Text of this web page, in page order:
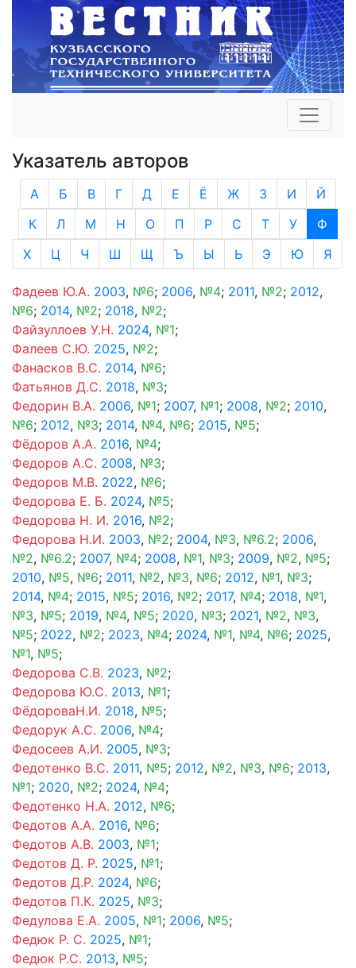
Указатель авторов
А Б В Г Д Е Ё Ж З И
Й
К
Л М Н О П Р С Т У
Ф
Х
Ц Ч Ш Щ Ъ Ы Ь Э Ю Я
Фадеев Ю.А. 2003, №6; 2006, №4; 2011, №2; 2012,
№6; 2014, №2; 2018, №2;
Файзуллоев У.Н. 2024, №1;
Фалеев С.Ю. 2025, №2;
Фанасков В.С. 2014, №6;
Фатьянов Д.С. 2018, №3;
Федорин В.А. 2006, №1; 2007, №1; 2008, №2; 2010,
№6; 2012, №3; 2014, №4, №6; 2015, №5;
Фёдоров А.А. 2016, №4;
Федоров А.С. 2008, №3;
Федоров М.В. 2022, №6;
Федорова Е. Б. 2024, №5;
Федорова Н. И. 2016, №2;
Федорова Н.И. 2003, №2; 2004, №3, №6.2; 2006,
№2, №6.2; 2007, №4; 2008, №1, №3; 2009, №2, №5;
2010, №5, №6; 2011, №2, №3, №6; 2012, №1, №3;
2014, №4; 2015, №5; 2016, №2; 2017, №4; 2018, №1,
№3, №5; 2019, №4, №5; 2020, №3; 2021, №2, №3,
№5; 2022, №2; 2023, №4; 2024, №1, №4, №6; 2025,
№1, №5;
Федорова С.В. 2023, №2;
Федорова Ю.С. 2013, №1;
ФёдороваН.И. 2018, №5;
Федорук А.С. 2006, №4;
Федосеев А.И. 2005, №3;
Федотенко В.С. 2011, №5; 2012, №2, №3, №6; 2013,
№1; 2020, №2; 2024, №4;
Федотенко Н.А. 2012, №6;
Федотов А.А. 2016, №6;
Федотов А.В. 2003, №1;
Федотов Д. Р. 2025, №1;
Федотов Д.Р. 2024, №6;
Федотов П.К. 2025, №3;
Федулова Е.А. 2005, №1; 2006, №5;
Федюк Р. С. 2025, №1;
Федюк Р.С. 2013, №5;